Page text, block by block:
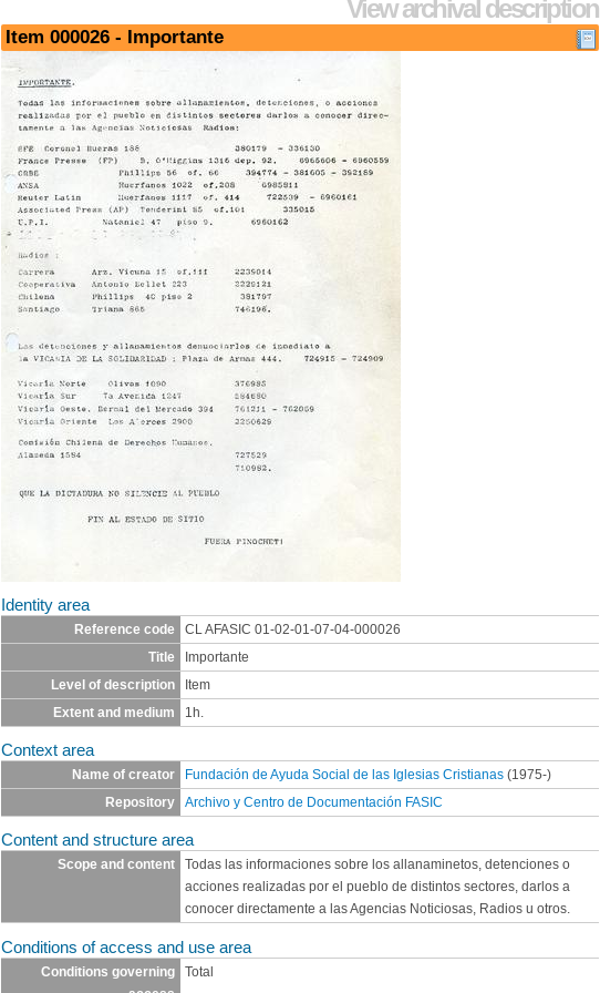
View archival description
Item 000026 - Importante
Identity area
Reference code
CL AFASIC 01-02-01-07-04-000026
Title
Importante
Level of description
Item
Extent and medium
1h.
Context area
Name of creator Fundación de Ayuda Social de las Iglesias Cristianas (1975-)
Repository
Archivo y Centro de Documentación FASIC
Content and structure area
Scope and content
Todas las informaciones sobre los allanaminetos, detenciones o
acciones realizadas por el pueblo de distintos sectores, darlos a
conocer directamente a las Agencias Noticiosas, Radios u otros.
Conditions of access and use area
Conditions governing
Total